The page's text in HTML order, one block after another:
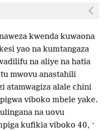
kwenda kuwaona
yao na kumtangaza
na aliye na hatia
mwovu anastahili
atamwagiza alale chini
viboko mbele yake.
na uovu
kufikia viboko 40, +